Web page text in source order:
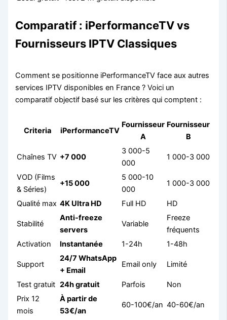
Comparatif : iPerformanceTV vs
Fournisseurs IPTV Classiques
Comment se positionne iPerformanceTV face aux autres
services IPTV disponibles en France ? Voici un
comparatif objectif basé sur les critères qui comptent :
Criteria iPerformanceTV
Fournisseur
A
Fournisseur
B
Chaînes TV +7 000
3 000-5
000
1 000-3 000
VOD (Films
& Séries)
+15 000
5 000-10
000
1 000-3 000
Qualité max 4K Ultra HD Full HD HD
Stabilité
Anti-freeze
servers
Variable
Freeze
fréquents
Activation
Instantanée 1-24h 1-48h
Support
24/7 WhatsApp
+ Email
Email only Limité
Test gratuit 24h gratuit Parfois
Non
Prix 12
mois
À partir de
53€/an
60-100€/an 40-60€/an